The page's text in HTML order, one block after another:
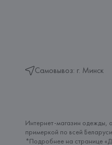
Самовывоз: г. Минск
Интернет-магазин одежды,
примеркой по всей
*Подробнее на странице «